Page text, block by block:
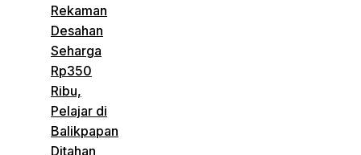
Rekaman
Desahan
Seharga
Rp350
Ribu,
Pelajar di
Balikpapan
Ditahan